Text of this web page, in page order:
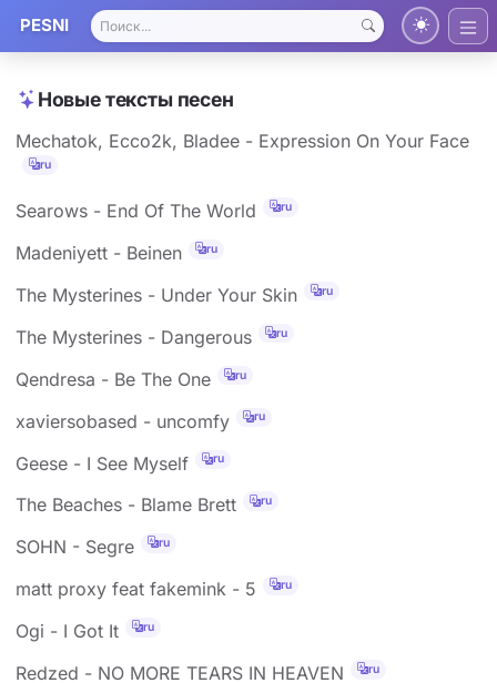
PESNI
Новые тексты песен
Mechatok, Ecco2k, Bladee - Expression On Your Face
ru
Searows - End Of The World ru
Madeniyett - Beinen ru
The Mysterines - Under Your Skin ru
The Mysterines - Dangerous ru
Qendresa - Be The One ru
xaviersobased - uncomfy ru
Geese - I See Myself ru
The Beaches - Blame Brett ru
SOHN - Segre ru
matt proxy feat fakemink - 5 ru
Ogi - I Got It ru
Redzed - NO MORE TEARS IN HEAVEN ru